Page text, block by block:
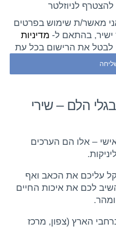
להצטרף לניוזלטר
מאשר/ת שימוש בפרטים
ישיר, בהתאם ל- מדיניות
לבטל את הרישום בכל עת
בגלי הלם – שירי
אישי – אלו הם הערכים
עליכם את הכאב ואף
לכם את איכות החיים
הארץ (צפון, מרכז